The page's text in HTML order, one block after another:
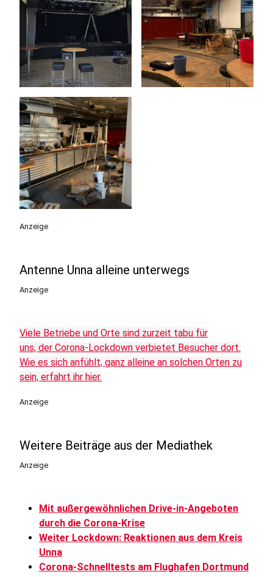
Anzeige
Antenne Unna alleine unterwegs
Anzeige
Viele Betriebe und Orte sind zurzeit tabu für
uns, der Corona-Lockdown verbietet Besucher dort.
Wie es sich anfühlt, ganz alleine an solchen Orten zu
sein, erfahrt ihr hier.
Anzeige
Weitere Beiträge aus der Mediathek
Anzeige
Mit außergewöhnlichen Drive-in-Angeboten
durch die Corona-Krise
Weiter Lockdown: Reaktionen aus dem Kreis
Unna
Corona-Schnelltests am Flughafen Dortmund